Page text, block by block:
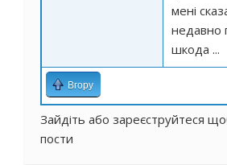
мені
недавно
шкода ...
Вгору
Зайдіть або зареєструйтеся
пости